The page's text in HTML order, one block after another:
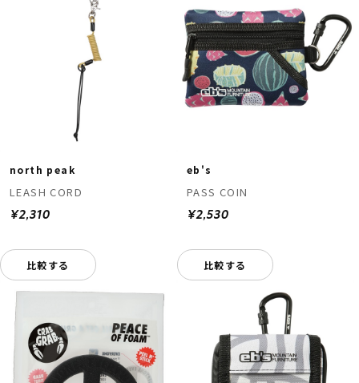
north peak
LEASH CORD
¥2,310
比較する
eb's
PASS COIN
¥2,530
比較する